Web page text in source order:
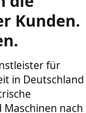
Kunden.
für
in Deutschland
nach